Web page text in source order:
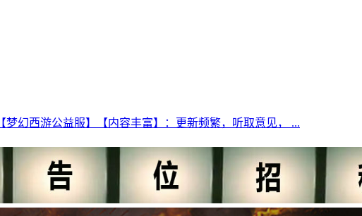
【梦幻西游公益服】【内容丰富】：更新频繁，听取意见， ...